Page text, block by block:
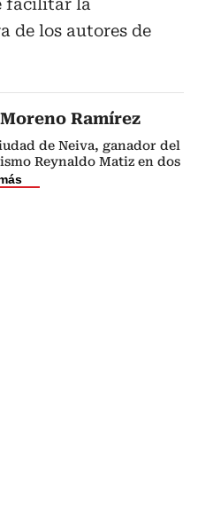
facilitar la
de los autores de
Ramírez
de Neiva, ganador del
Reynaldo Matiz en dos